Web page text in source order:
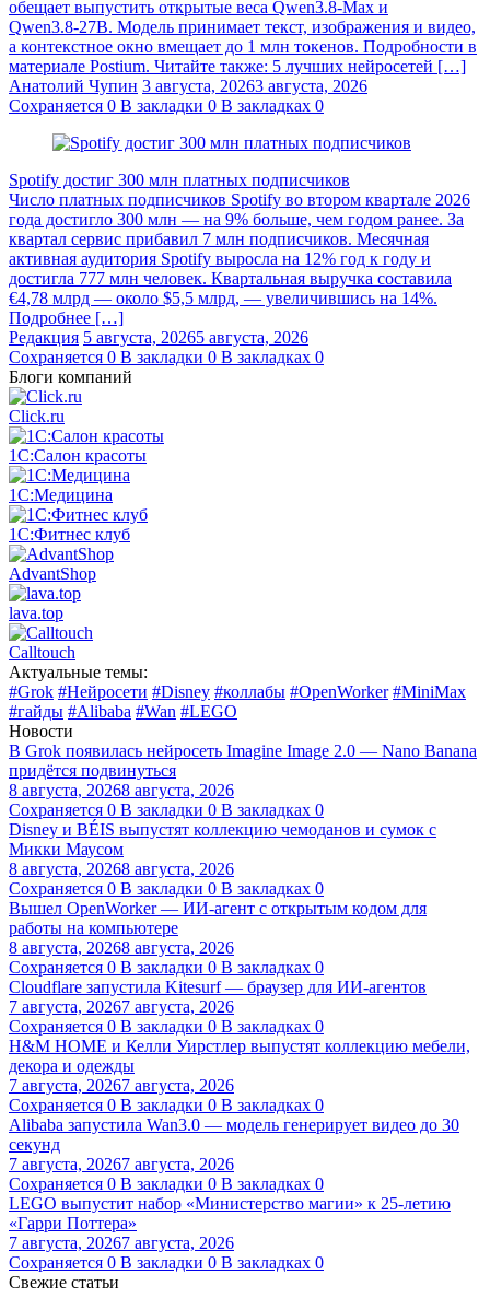
обещает выпустить открытые веса Qwen3.8‑Max и
Qwen3.8‑27B. Модель принимает текст, изображения и видео,
а контекстное окно вмещает до 1 млн токенов. Подробности в
материале Postium. Читайте также: 5 лучших нейросетей […]
Анатолий Чупин 3 августа, 20263 августа, 2026
Сохраняется 0 В закладки 0 В закладках 0
Spotify достиг 300 млн платных подписчиков
Число платных подписчиков Spotify во втором квартале 2026
года достигло 300 млн — на 9% больше, чем годом ранее. За
квартал сервис прибавил 7 млн подписчиков. Месячная
активная аудитория Spotify выросла на 12% год к году и
достигла 777 млн человек. Квартальная выручка составила
€4,78 млрд — около $5,5 млрд, — увеличившись на 14%.
Подробнее […]
Редакция 5 августа, 20265 августа, 2026
Сохраняется 0 В закладки 0 В закладках 0
Блоги компаний
Click.ru
1С:Салон красоты
1С:Медицина
1С:Фитнес клуб
AdvantShop
lava.top
Calltouch
Актуальные темы:
#Grok #Нейросети #Disney #коллабы #OpenWorker #MiniMax
#гайды #Alibaba #Wan #LEGO
Новости
В Grok появилась нейросеть Imagine Image 2.0 — Nano Banana
придётся подвинуться
8 августа, 20268 августа, 2026
Сохраняется 0 В закладки 0 В закладках 0
Disney и BÉIS выпустят коллекцию чемоданов и сумок с
Микки Маусом
8 августа, 20268 августа, 2026
Сохраняется 0 В закладки 0 В закладках 0
Вышел OpenWorker — ИИ-агент с открытым кодом для
работы на компьютере
8 августа, 20268 августа, 2026
Сохраняется 0 В закладки 0 В закладках 0
Cloudflare запустила Kitesurf — браузер для ИИ-агентов
7 августа, 20267 августа, 2026
Сохраняется 0 В закладки 0 В закладках 0
H&M HOME и Келли Уирстлер выпустят коллекцию мебели,
декора и одежды
7 августа, 20267 августа, 2026
Сохраняется 0 В закладки 0 В закладках 0
Alibaba запустила Wan3.0 — модель генерирует видео до 30
секунд
7 августа, 20267 августа, 2026
Сохраняется 0 В закладки 0 В закладках 0
LEGO выпустит набор «Министерство магии» к 25-летию
«Гарри Поттера»
7 августа, 20267 августа, 2026
Сохраняется 0 В закладки 0 В закладках 0
Свежие статьи